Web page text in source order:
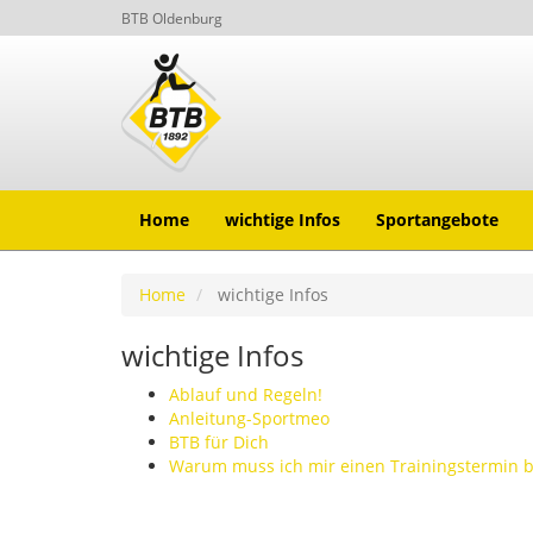
BTB Oldenburg
Home wichtige Infos Sportangebote
Home wichtige Infos
wichtige Infos
Ablauf und Regeln!
Anleitung-Sportmeo
BTB für Dich
Warum muss ich mir einen Trainingstermin